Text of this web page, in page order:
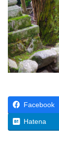
Facebook
Hatena